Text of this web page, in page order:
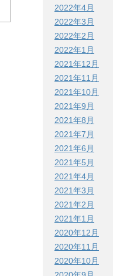
2022年4月
2022年3月
2022年2月
2022年1月
2021年12月
2021年11月
2021年10月
2021年9月
2021年8月
2021年7月
2021年6月
2021年5月
2021年4月
2021年3月
2021年2月
2021年1月
2020年12月
2020年11月
2020年10月